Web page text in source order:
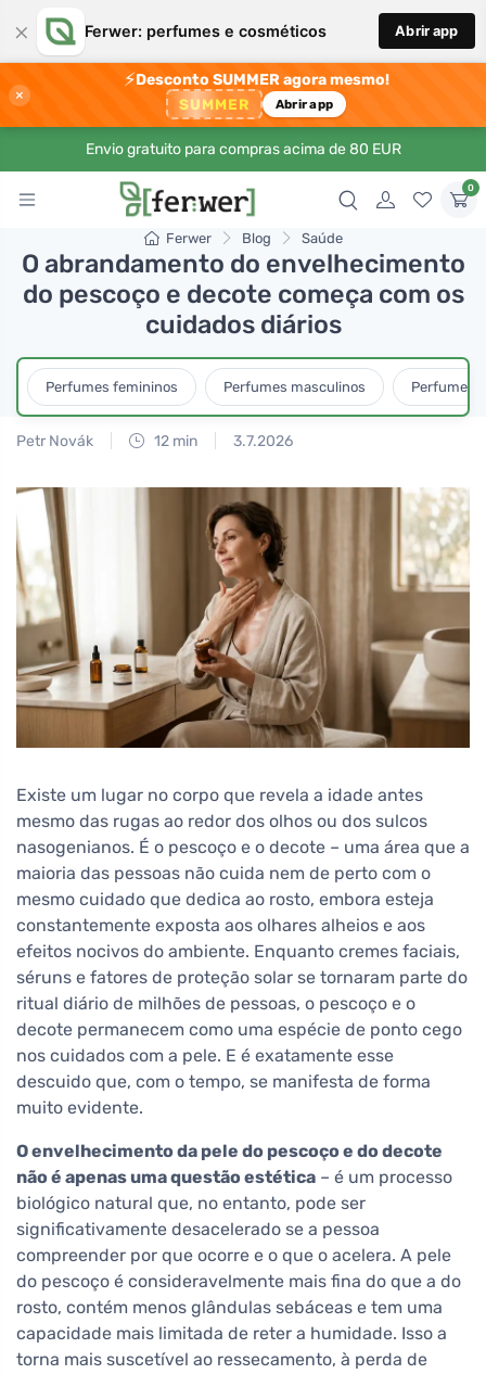
× Ferwer: perfumes e cosméticos Abrir app
×
⚡Desconto SUMMER agora mesmo!
SUMMER Abrir app
Envio gratuito para compras acima de 80 EUR
0
Ferwer Blog Saúde
O abrandamento do envelhecimento
do pescoço e decote começa com os
cuidados diários
Perfumes femininos Perfumes masculinos Perfumes
Petr Novák 12 min 3.7.2026
Existe um lugar no corpo que revela a idade antes
mesmo das rugas ao redor dos olhos ou dos sulcos
nasogenianos. É o pescoço e o decote – uma área que a
maioria das pessoas não cuida nem de perto com o
mesmo cuidado que dedica ao rosto, embora esteja
constantemente exposta aos olhares alheios e aos
efeitos nocivos do ambiente. Enquanto cremes faciais,
séruns e fatores de proteção solar se tornaram parte do
ritual diário de milhões de pessoas, o pescoço e o
decote permanecem como uma espécie de ponto cego
nos cuidados com a pele. E é exatamente esse
descuido que, com o tempo, se manifesta de forma
muito evidente.
O envelhecimento da pele do pescoço e do decote
não é apenas uma questão estética – é um processo
biológico natural que, no entanto, pode ser
significativamente desacelerado se a pessoa
compreender por que ocorre e o que o acelera. A pele
do pescoço é consideravelmente mais fina do que a do
rosto, contém menos glândulas sebáceas e tem uma
capacidade mais limitada de reter a humidade. Isso a
torna mais suscetível ao ressecamento, à perda de